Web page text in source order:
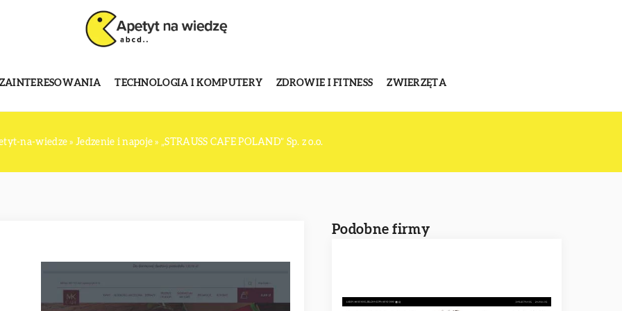
TECHNOLOGIA I KOMPUTERY ZDROWIE I FITNESS ZWIERZĘTA
na-wiedze »Jedzenie i napoje » „STRAUSS CAFE POLAND” Sp. z o.o.
Podobne firmy